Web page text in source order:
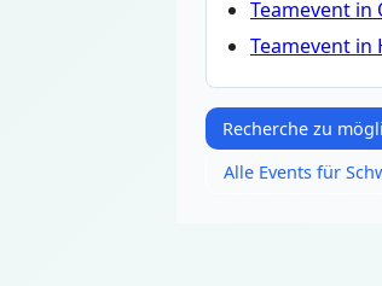
Teamevent
Teamevent
Recherche zu
Alle Events für